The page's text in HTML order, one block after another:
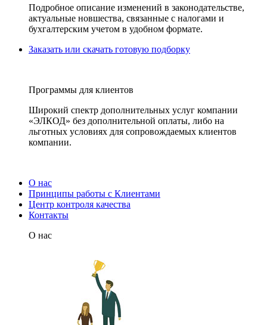
Подробное описание изменений в законодательстве,
актуальные новшества, связанные с налогами и
бухгалтерским учетом в удобном формате.
Заказать или скачать готовую подборку
Программы для клиентов
Широкий спектр дополнительных услуг компании
«ЭЛКОД» без дополнительной оплаты, либо на
льготных условиях для сопровождаемых клиентов
компании.
О нас
Принципы работы с Клиентами
Центр контроля качества
Контакты
О нас